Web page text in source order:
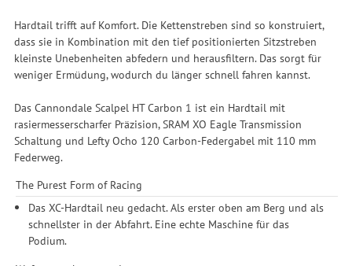
Hardtail trifft auf Komfort. Die Kettenstreben sind so konstruiert,
dass sie in Kombination mit den tief positionierten Sitzstreben
kleinste Unebenheiten abfedern und herausfiltern. Das sorgt für
weniger Ermüdung, wodurch du länger schnell fahren kannst.
Das Cannondale Scalpel HT Carbon 1 ist ein Hardtail mit
rasiermesserscharfer Präzision, SRAM XO Eagle Transmission
Schaltung und Lefty Ocho 120 Carbon-Federgabel mit 110 mm
Federweg.
The Purest Form of Racing
Das XC-Hardtail neu gedacht. Als erster oben am Berg und als
schnellster in der Abfahrt. Eine echte Maschine für das
Podium.